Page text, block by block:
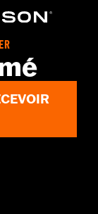
information.